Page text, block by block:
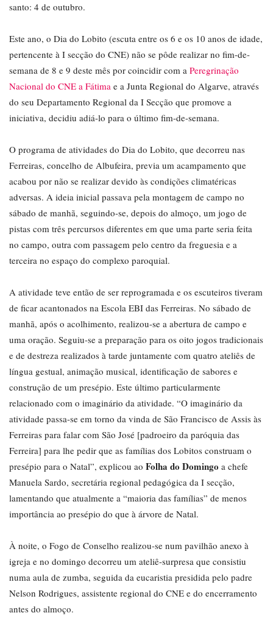
santo: 4 de outubro.
Este ano, o Dia do Lobito (escuta entre os 6 e os 10 anos de idade,
pertencente à I secção do CNE) não se pôde realizar no fim-de-
semana de 8 e 9 deste mês por coincidir com a Peregrinação
Nacional do CNE a Fátima e a Junta Regional do Algarve, através
do seu Departamento Regional da I Secção que promove a
iniciativa, decidiu adiá-lo para o último fim-de-semana.
O programa de atividades do Dia do Lobito, que decorreu nas
Ferreiras, concelho de Albufeira, previa um acampamento que
acabou por não se realizar devido às condições climatéricas
adversas. A ideia inicial passava pela montagem de campo no
sábado de manhã, seguindo-se, depois do almoço, um jogo de
pistas com três percursos diferentes em que uma parte seria feita
no campo, outra com passagem pelo centro da freguesia e a
terceira no espaço do complexo paroquial.
A atividade teve então de ser reprogramada e os escuteiros tiveram
de ficar acantonados na Escola EBI das Ferreiras. No sábado de
manhã, após o acolhimento, realizou-se a abertura de campo e
uma oração. Seguiu-se a preparação para os oito jogos tradicionais
e de destreza realizados à tarde juntamente com quatro ateliês de
língua gestual, animação musical, identificação de sabores e
construção de um presépio. Este último particularmente
relacionado com o imaginário da atividade. “O imaginário da
atividade passa-se em torno da vinda de São Francisco de Assis às
Ferreiras para falar com São José [padroeiro da paróquia das
Ferreira] para lhe pedir que as famílias dos Lobitos construam o
presépio para o Natal”, explicou ao Folha do Domingo a chefe
Manuela Sardo, secretária regional pedagógica da I secção,
lamentando que atualmente a “maioria das famílias” de menos
importância ao presépio do que à árvore de Natal.
À noite, o Fogo de Conselho realizou-se num pavilhão anexo à
igreja e no domingo decorreu um ateliê-surpresa que consistiu
numa aula de zumba, seguida da eucaristia presidida pelo padre
Nelson Rodrigues, assistente regional do CNE e do encerramento
antes do almoço.